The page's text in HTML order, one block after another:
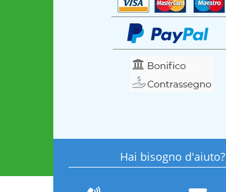
Hai bisogno d'aiuto?